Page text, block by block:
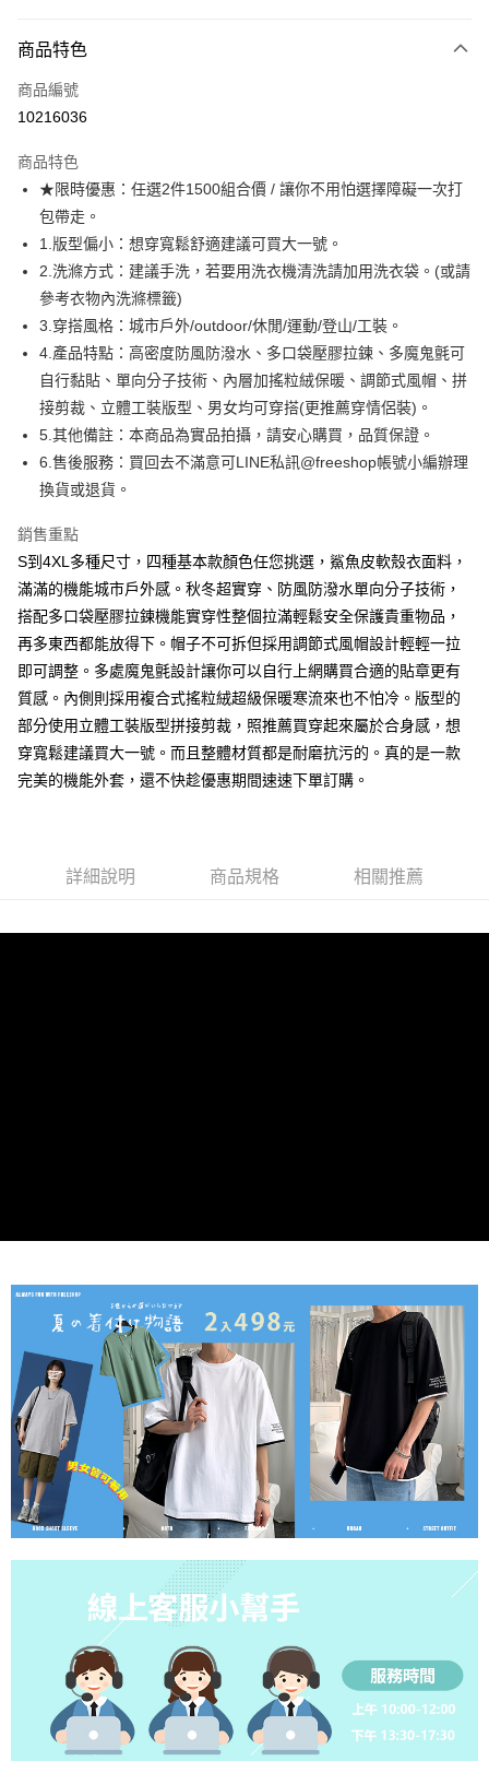
信用卡一次付款
超商取貨付款
Apple Pay
街口支付
悠遊付
ATM付款
運送方式
每筆NT$80，滿NT$1,000(含以上)免運費
付款後全家取貨
每筆NT$80，滿NT$1,000(含以上)免運費
7-11取貨付款
每筆NT$80，滿NT$1,000(含以上)免運費
每筆NT$80，滿NT$1,000(含以上)免運費
宅配
每筆NT$150，滿NT$3,000(含以上)免運費
外島郵寄
每筆NT$150
商品特色
商品編號
10216036
商品特色
★限時優惠：任選2件1500組合價 / 讓你不用怕選擇障礙一次打
包帶走。
1.版型偏小：想穿寬鬆舒適建議可買大一號。
2.洗滌方式：建議手洗，若要用洗衣機清洗請加用洗衣袋。(或請
參考衣物內洗滌標籤)
3.穿搭風格：城市戶外/outdoor/休閒/運動/登山/工裝。
4.產品特點：高密度防風防潑水、多口袋壓膠拉鍊、多魔鬼氈可
自行黏貼、單向分子技術、內層加搖粒絨保暖、調節式風帽、拼
接剪裁、立體工裝版型、男女均可穿搭(更推薦穿情侶裝)。
5.其他備註：本商品為實品拍攝，請安心購買，品質保證。
6.售後服務：買回去不滿意可LINE私訊@freeshop帳號小編辦理
換貨或退貨。
銷售重點
S到4XL多種尺寸，四種基本款顏色任您挑選，鯊魚皮軟殼衣面料，
滿滿的機能城市戶外感。秋冬超實穿、防風防潑水單向分子技術，
搭配多口袋壓膠拉鍊機能實穿性整個拉滿輕鬆安全保護貴重物品，
再多東西都能放得下。帽子不可拆但採用調節式風帽設計輕輕一拉
即可調整。多處魔鬼氈設計讓你可以自行上網購買合適的貼章更有
質感。內側則採用複合式搖粒絨超級保暖寒流來也不怕冷。版型的
部分使用立體工裝版型拼接剪裁，照推薦買穿起來屬於合身感，想
穿寬鬆建議買大一號。而且整體材質都是耐磨抗污的。真的是一款
完美的機能外套，還不快趁優惠期間速速下單訂購。
詳細說明 商品規格 相關推薦